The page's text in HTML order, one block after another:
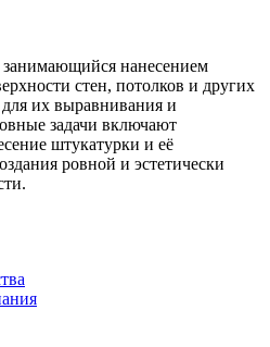
занимающийся нанесением
стен, потолков и других
их выравнивания и
задачи включают
штукатурки и её
ровной и эстетически